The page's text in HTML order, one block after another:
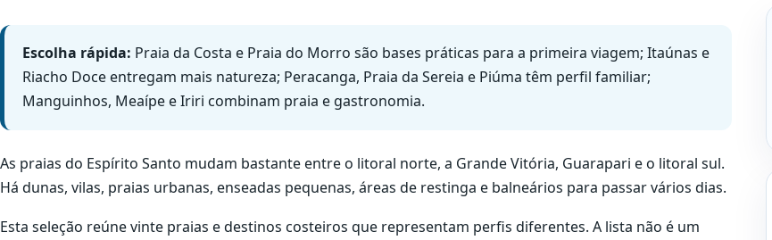
Escolha rápida: Praia da Costa e Praia do Morro são bases práticas para a primeira viagem; Itaúnas e
Riacho Doce entregam mais natureza; Peracanga, Praia da Sereia e Piúma têm perfil familiar;
Manguinhos, Meaípe e Iriri combinam praia e gastronomia.
As praias do Espírito Santo mudam bastante entre o litoral norte, a Grande Vitória, Guarapari e o litoral sul.
Há dunas, vilas, praias urbanas, enseadas pequenas, áreas de restinga e balneários para passar vários dias.
Esta seleção reúne vinte praias e destinos costeiros que representam perfis diferentes. A lista não é um